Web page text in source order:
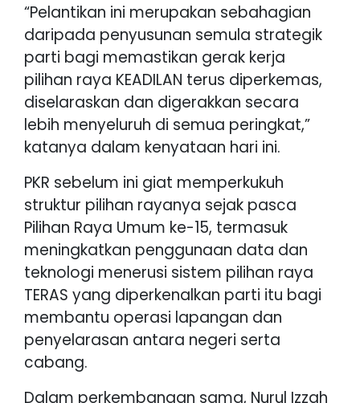
“Pelantikan ini merupakan sebahagian
daripada penyusunan semula strategik
parti bagi memastikan gerak kerja
pilihan raya KEADILAN terus diperkemas,
diselaraskan dan digerakkan secara
lebih menyeluruh di semua peringkat,”
katanya dalam kenyataan hari ini.
PKR sebelum ini giat memperkukuh
struktur pilihan rayanya sejak pasca
Pilihan Raya Umum ke-15, termasuk
meningkatkan penggunaan data dan
teknologi menerusi sistem pilihan raya
TERAS yang diperkenalkan parti itu bagi
membantu operasi lapangan dan
penyelarasan antara negeri serta
cabang.
Dalam perkembangan sama, Nurul Izzah